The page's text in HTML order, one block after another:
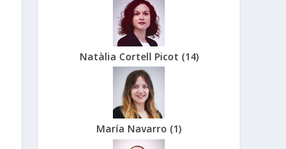
Natàlia Cortell Picot (14)
María Navarro (1)